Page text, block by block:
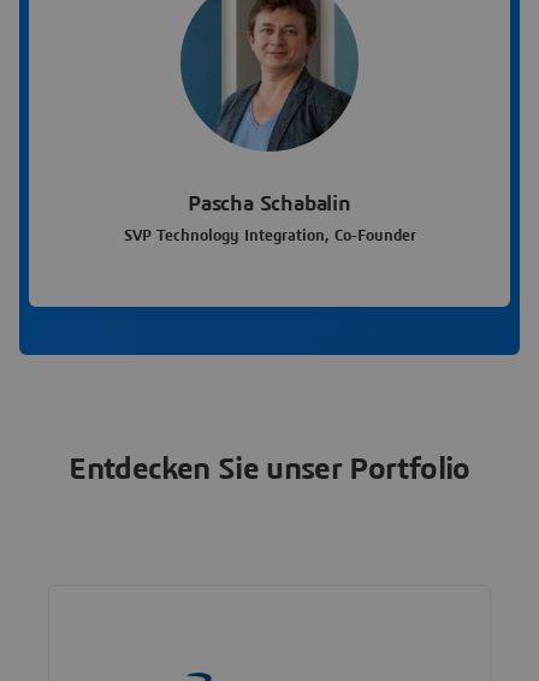
Pascha Schabalin
SVP Technology Integration, Co-Founder
Entdecken Sie unser Portfolio